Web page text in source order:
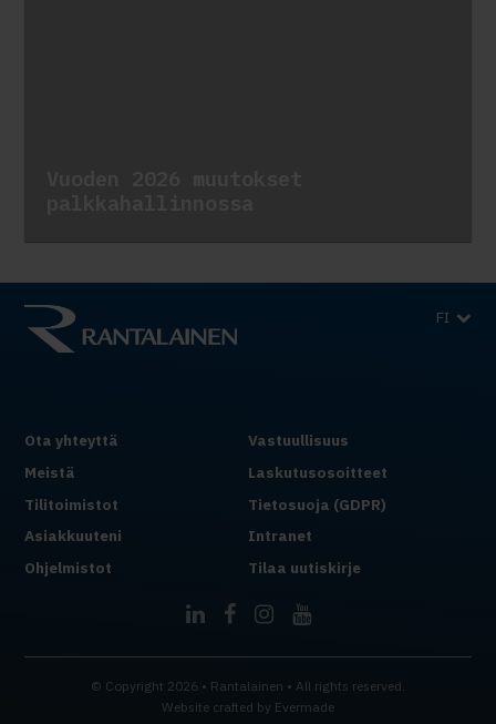
FI
Ota yhteyttä
Meistä
Tilitoimistot
Asiakkuuteni
Ohjelmistot
Vastuullisuus
Laskutusosoitteet
Tietosuoja (GDPR)
Intranet
Tilaa uutiskirje
© Copyright 2026 • Rantalainen • All rights reserved.
Website crafted by Evermade